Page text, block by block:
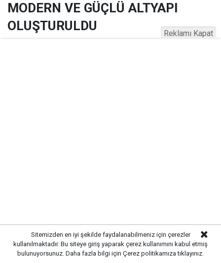
MODERN VE GÜÇLÜ ALTYAPI
OLUŞTURULDU
Sitemizden en iyi şekilde faydalanabilmeniz için çerezler
kullanılmaktadır. Bu siteye giriş yaparak çerez kullanımını kabul etmiş
bulunuyorsunuz. Daha fazla bilgi için Çerez politikamıza tıklayınız.
Reklamı Kapat